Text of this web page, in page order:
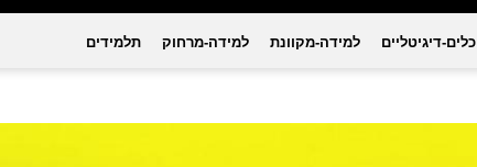
כלים-דיגיטליים למידה-מקוונת למידה-מרחוק תלמידים